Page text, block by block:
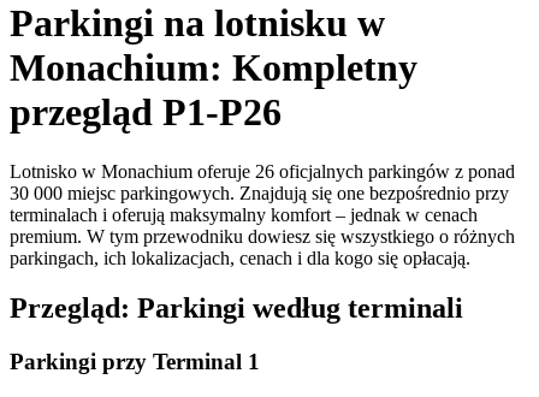
Parkingi na lotnisku w
Monachium: Kompletny
przegląd P1-P26
Lotnisko w Monachium oferuje 26 oficjalnych parkingów z ponad
30 000 miejsc parkingowych. Znajdują się one bezpośrednio przy
terminalach i oferują maksymalny komfort – jednak w cenach
premium. W tym przewodniku dowiesz się wszystkiego o różnych
parkingach, ich lokalizacjach, cenach i dla kogo się opłacają.
Przegląd: Parkingi według terminali
Parkingi przy Terminal 1